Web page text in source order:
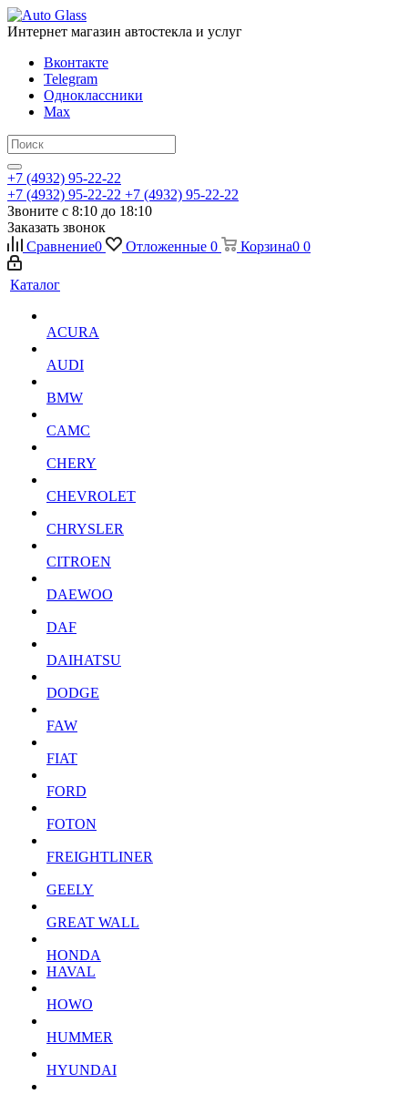
Интернет магазин автостекла и услуг
Вконтакте
Telegram
Одноклассники
Max
+7 (4932) 95-22-22
+7 (4932) 95-22-22 +7 (4932) 95-22-22
Звоните с 8:10 до 18:10
Заказать звонок
Сравнение0 Отложенные 0 Корзина0 0
Каталог
ACURA
AUDI
BMW
CAMC
CHERY
CHEVROLET
CHRYSLER
CITROEN
DAEWOO
DAF
DAIHATSU
DODGE
FAW
FIAT
FORD
FOTON
FREIGHTLINER
GEELY
GREAT WALL
HONDA
HAVAL
HOWO
HUMMER
HYUNDAI